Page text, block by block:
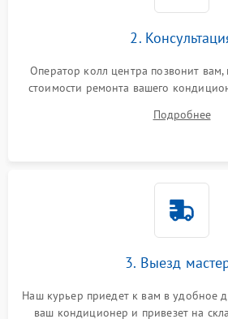
2.
Оператор колл центра позвонит
стоимости ремонта вашего
Подробнее
3. Выезд
Наш курьер приедет к вам в удобное
ваш кондиционер и привезет на